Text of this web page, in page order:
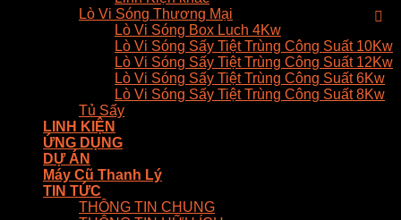
Lò Vi Sóng Thương Mại
Lò Vi Sóng Box Luch 4Kw
Lò Vi Sóng Sấy Tiệt Trùng Công Suất 10Kw
Lò Vi Sóng Sấy Tiệt Trùng Công Suất 12Kw
Lò Vi Sóng Sấy Tiệt Trùng Công Suất 6Kw
Lò Vi Sóng Sấy Tiệt Trùng Công Suất 8Kw
Tủ Sấy
LINH KIỆN
ỨNG DỤNG
DỰ ÁN
Máy Cũ Thanh Lý
TIN TỨC
THÔNG TIN CHUNG